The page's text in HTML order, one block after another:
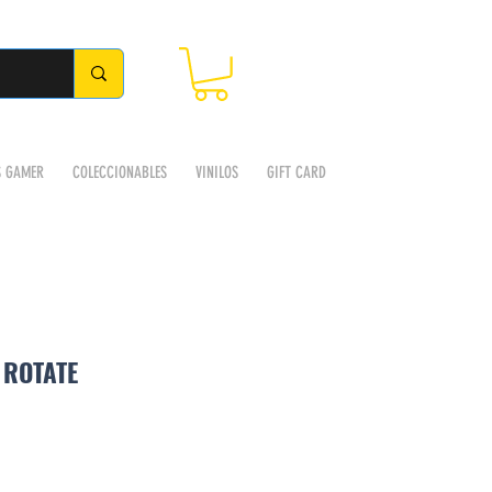
GAMER COLECCIONABLES VINILOS GIFT CARD